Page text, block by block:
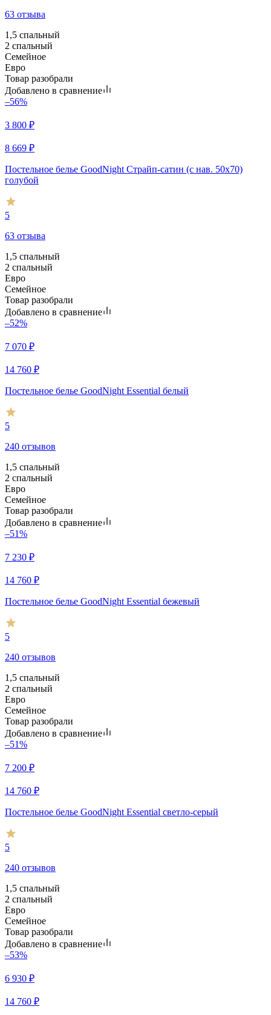
63 отзыва
1,5 спальный
2 спальный
Семейное
Евро
Товар разобрали
Добавлено в сравнение
–56%
3 800 ₽
8 669 ₽
Постельное белье GoodNight Страйп-сатин (с нав. 50х70)
голубой
5
63 отзыва
1,5 спальный
2 спальный
Евро
Семейное
Товар разобрали
Добавлено в сравнение
–52%
7 070 ₽
14 760 ₽
Постельное белье GoodNight Essential белый
5
240 отзывов
1,5 спальный
2 спальный
Евро
Семейное
Товар разобрали
Добавлено в сравнение
–51%
7 230 ₽
14 760 ₽
Постельное белье GoodNight Essential бежевый
5
240 отзывов
1,5 спальный
2 спальный
Евро
Семейное
Товар разобрали
Добавлено в сравнение
–51%
7 200 ₽
14 760 ₽
Постельное белье GoodNight Essential светло-серый
5
240 отзывов
1,5 спальный
2 спальный
Евро
Семейное
Товар разобрали
Добавлено в сравнение
–53%
6 930 ₽
14 760 ₽